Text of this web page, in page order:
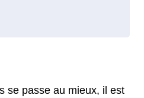
se passe au mieux, il est